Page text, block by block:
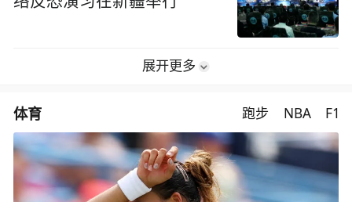
展开更多
体育 跑步 NBA F1